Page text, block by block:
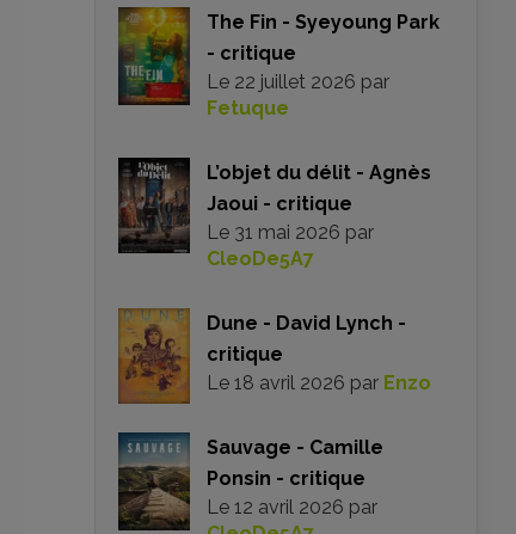
The Fin - Syeyoung Park
- critique
Le 22 juillet 2026 par
Fetuque
L’objet du délit - Agnès
Jaoui - critique
Le 31 mai 2026 par
CleoDe5A7
Dune - David Lynch -
critique
Le 18 avril 2026 par Enzo
Sauvage - Camille
Ponsin - critique
Le 12 avril 2026 par